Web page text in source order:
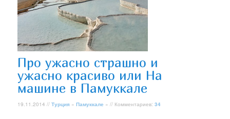
Про ужасно страшно и
ужасно красиво или На
машине в Памуккале
19.11.2014 //Турция »Памуккале » // Комментариев:34